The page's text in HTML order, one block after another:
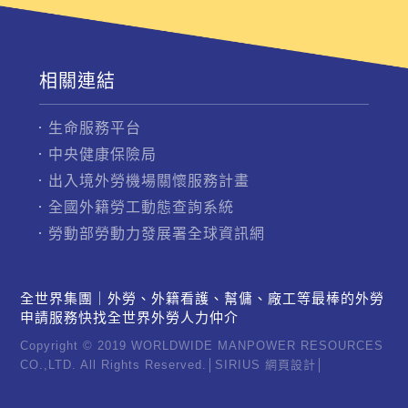
相關連結
生命服務平台
中央健康保險局
出入境外勞機場關懷服務計畫
全國外籍勞工動態查詢系統
勞動部勞動力發展署全球資訊網
全世界集團｜外勞、外籍看護、幫傭、廠工等最棒的外勞
申請服務快找全世界外勞人力仲介
Copyright © 2019 WORLDWIDE MANPOWER RESOURCES
CO.,LTD. All Rights Reserved.│ SIRIUS 網頁設計